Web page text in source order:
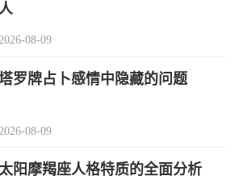
2026-08-09
罗牌占卜感情中隐藏的问题
2026-08-09
太阳摩羯座人格特质的全面分析